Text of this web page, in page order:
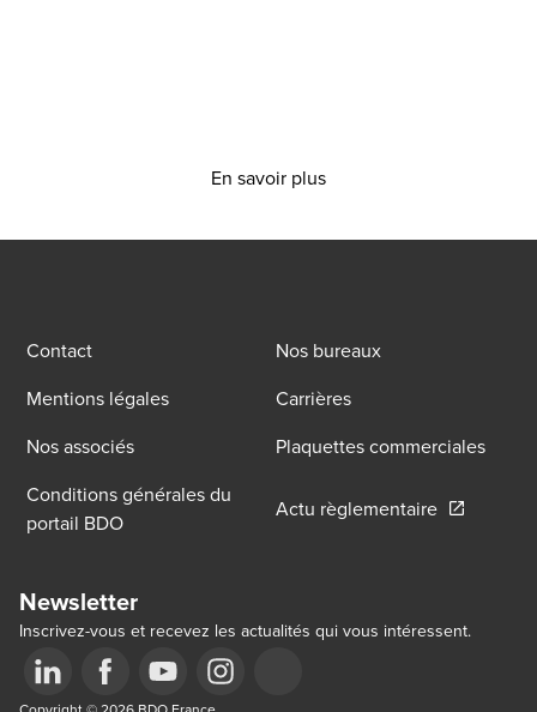
En savoir plusOpens in a new window/
Contact
Nos bureaux
Mentions légales
Carrières
Nos associés
Plaquettes commerciales
Conditions générales du
portail BDO
Actu règlementaireOpens in a
Newsletter
Inscrivez-vous et recevez les actualités qui vous intéressent.